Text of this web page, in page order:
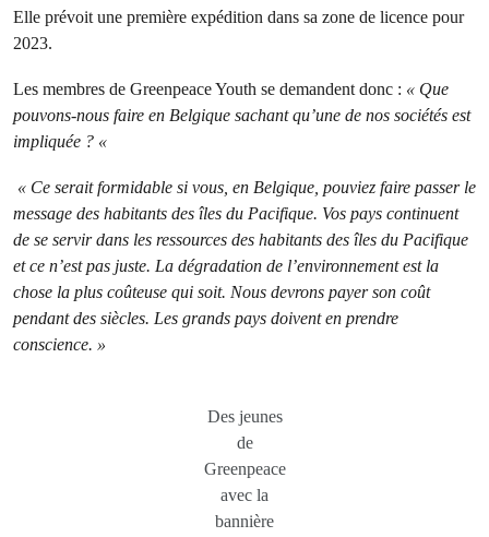
Elle prévoit une première expédition dans sa zone de licence pour
2023.
Les membres de Greenpeace Youth se demandent donc : « Que
pouvons-nous faire en Belgique sachant qu’une de nos sociétés est
impliquée ? «
« Ce serait formidable si vous, en Belgique, pouviez faire passer le
message des habitants des îles du Pacifique. Vos pays continuent
de se servir dans les ressources des habitants des îles du Pacifique
et ce n’est pas juste. La dégradation de l’environnement est la
chose la plus coûteuse qui soit. Nous devrons payer son coût
pendant des siècles. Les grands pays doivent en prendre
conscience. »
Des jeunes
de
Greenpeace
avec la
bannière